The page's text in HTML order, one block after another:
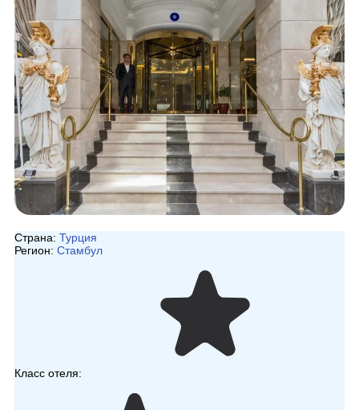
Страна: Турция
Регион: Стамбул
Класс отеля: